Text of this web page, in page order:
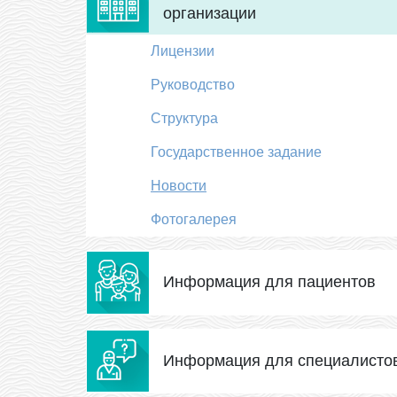
организации
Лицензии
Руководство
Структура
Государственное задание
Новости
Фотогалерея
Информация для пациентов
Информация для